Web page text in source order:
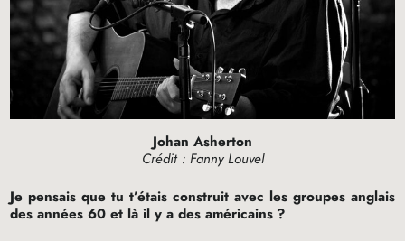
Johan Asherton
Crédit : Fanny Louvel
Je pensais que tu t’étais construit avec les groupes anglais
des années 60 et là il y a des américains ?